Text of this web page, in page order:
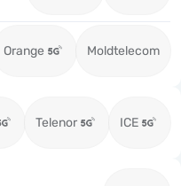
Orange Moldtelecom
Telenor ICE